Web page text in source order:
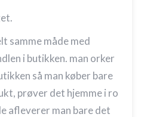
samme måde med
i butikken. man orker
så man køber bare
prøver det hjemme i ro
afleverer man bare det